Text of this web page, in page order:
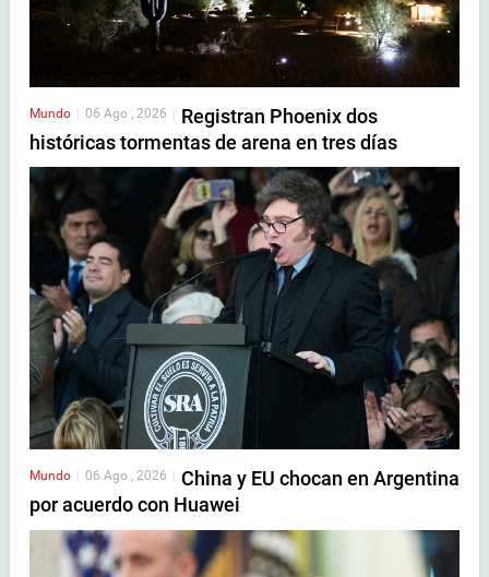
Mundo 06 Ago , 2026
Registran Phoenix dos
históricas tormentas de arena en tres días
Mundo 06 Ago , 2026
China y EU chocan en Argentina
por acuerdo con Huawei